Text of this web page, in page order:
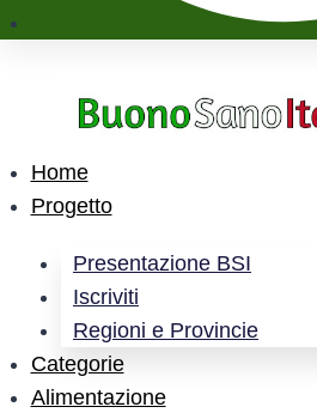
Home
Progetto
Presentazione BSI
Iscriviti
Regioni e Provincie
Categorie
Alimentazione